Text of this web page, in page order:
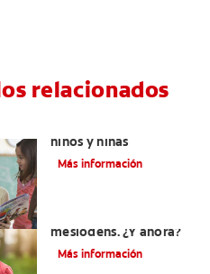
relacionados
niños y niñas
Más información
mesiodens. ¿Y ahora?
Más información